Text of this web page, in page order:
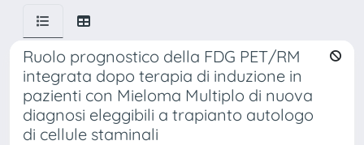
Ruolo prognostico della FDG PET/RM
integrata dopo terapia di induzione in
pazienti con Mieloma Multiplo di nuova
diagnosi eleggibili a trapianto autologo
di cellule staminali